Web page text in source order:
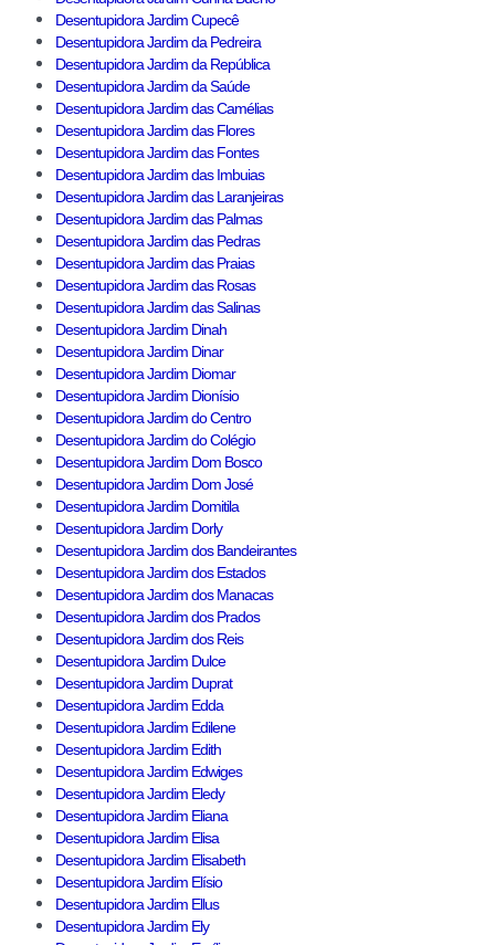
Desentupidora Jardim Cupecê
Desentupidora Jardim da Pedreira
Desentupidora Jardim da República
Desentupidora Jardim da Saúde
Desentupidora Jardim das Camélias
Desentupidora Jardim das Flores
Desentupidora Jardim das Fontes
Desentupidora Jardim das Imbuias
Desentupidora Jardim das Laranjeiras
Desentupidora Jardim das Palmas
Desentupidora Jardim das Pedras
Desentupidora Jardim das Praias
Desentupidora Jardim das Rosas
Desentupidora Jardim das Salinas
Desentupidora Jardim Dinah
Desentupidora Jardim Dinar
Desentupidora Jardim Diomar
Desentupidora Jardim Dionísio
Desentupidora Jardim do Centro
Desentupidora Jardim do Colégio
Desentupidora Jardim Dom Bosco
Desentupidora Jardim Dom José
Desentupidora Jardim Domitila
Desentupidora Jardim Dorly
Desentupidora Jardim dos Bandeirantes
Desentupidora Jardim dos Estados
Desentupidora Jardim dos Manacas
Desentupidora Jardim dos Prados
Desentupidora Jardim dos Reis
Desentupidora Jardim Dulce
Desentupidora Jardim Duprat
Desentupidora Jardim Edda
Desentupidora Jardim Edilene
Desentupidora Jardim Edith
Desentupidora Jardim Edwiges
Desentupidora Jardim Eledy
Desentupidora Jardim Eliana
Desentupidora Jardim Elisa
Desentupidora Jardim Elisabeth
Desentupidora Jardim Elísio
Desentupidora Jardim Ellus
Desentupidora Jardim Ely